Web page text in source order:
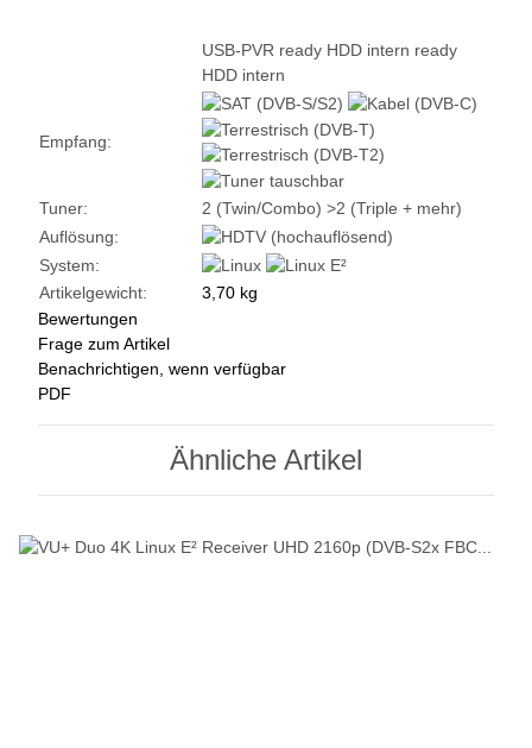
USB-PVR ready HDD intern ready
HDD intern
Empfang:
Tuner: 2 (Twin/Combo) >2 (Triple + mehr)
Auflösung:
System:
Artikelgewicht:
3,70 kg
Bewertungen
Frage zum Artikel
Benachrichtigen, wenn verfügbar
PDF
Ähnliche Artikel